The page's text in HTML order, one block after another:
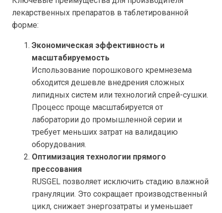
лекарственных препаратов в таблетированной
форме:
Экономическая эффективность и
масштабируемость
Использование порошкового кремнезема
обходится дешевле внедрения сложных
липидных систем или технологий спрей-сушки.
Процесс проще масштабируется от
лаборатории до промышленной серии и
требует меньших затрат на валидацию
оборудования.
Оптимизация технологии прямого
прессования
RUSGEL позволяет исключить стадию влажной
грануляции. Это сокращает производственный
цикл, снижает энергозатраты и уменьшает